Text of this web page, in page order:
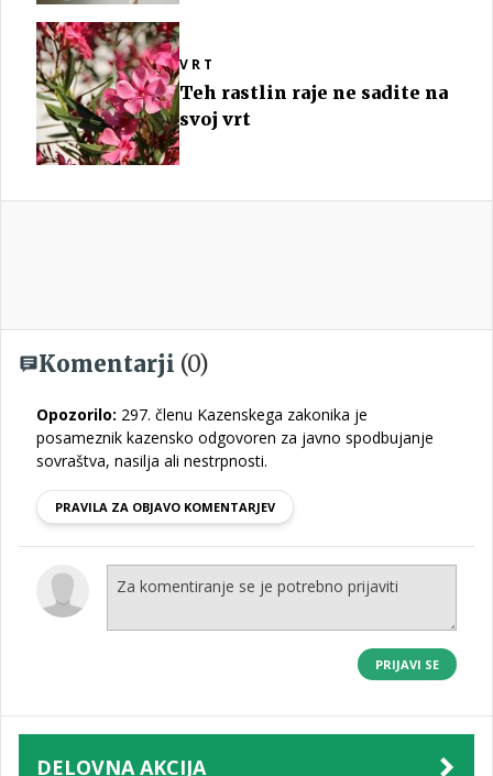
VRT
Teh rastlin raje ne sadite na
svoj vrt
Komentarji (0)
Opozorilo: 297. členu Kazenskega zakonika je
posameznik kazensko odgovoren za javno spodbujanje
sovraštva, nasilja ali nestrpnosti.
PRAVILA ZA OBJAVO KOMENTARJEV
PRIJAVI SE
DELOVNA AKCIJA